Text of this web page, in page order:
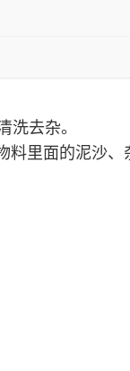
去杂。
料里面的泥沙、